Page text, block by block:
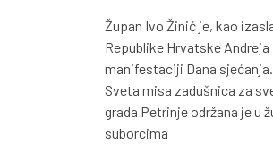
Župan Ivo Žinić je, kao
Republike Hrvatske
manifestaciji Dana
Sveta misa zadušnica za
grada Petrinje održana je u
suborcima